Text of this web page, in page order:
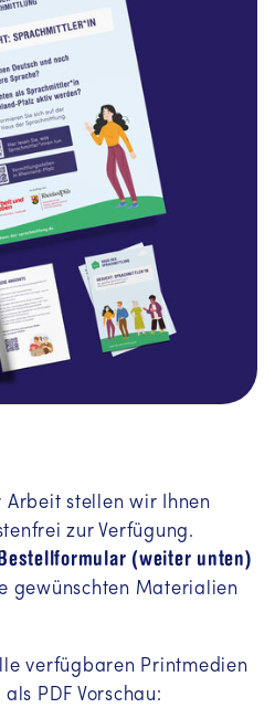
Arbeit stellen wir Ihnen
zur Verfügung.
(weiter unten)
gewünschten Materialien
verfügbaren Printmedien
PDF Vorschau: